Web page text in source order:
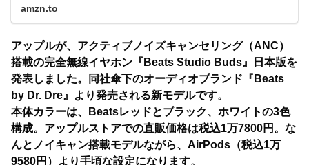
amzn.to
アップルが、アクティブノイズキャンセリング（ANC）
搭載の完全無線イヤホン『Beats Studio Buds』日本版を
発表しました。同社傘下のオーディオブランド『Beats
by Dr. Dre』より発売される新モデルです。
本体カラーは、Beatsレッドとブラック、ホワイトの3色
構成。アップルストアでの直販価格は税込1万7800円。な
んとノイキャン搭載モデルながら、AirPods（税込1万
9580円）より手頃な設定になります。